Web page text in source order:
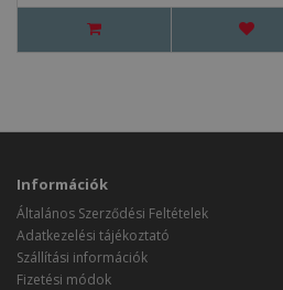
Információk
Általános Szerződési Feltételek
Adatkezelési tájékoztató
Szállítási információk
Fizetési módok